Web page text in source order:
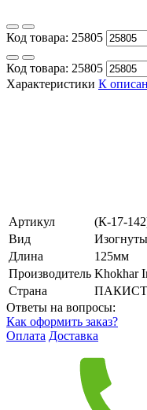
Код товара: 25805
Код товара: 25805
Характеристики К
Артикул
(К-17-
Вид
Длина
125мм
Производитель Khokhar
Страна
Ответы на вопросы:
Как оформить заказ?
Оплата Доставка